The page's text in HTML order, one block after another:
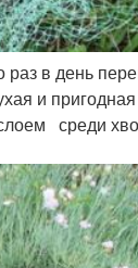
в день
и
среди